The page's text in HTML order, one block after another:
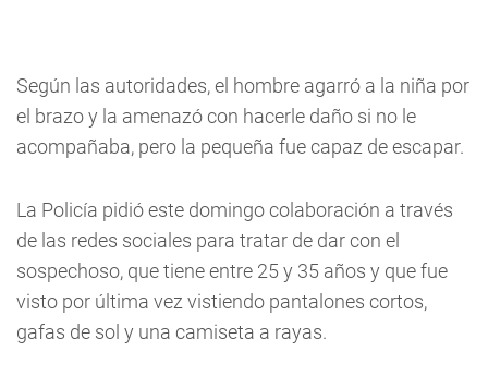
Según las autoridades, el hombre agarró a la niña por
el brazo y la amenazó con hacerle daño si no le
acompañaba, pero la pequeña fue capaz de escapar.
La Policía pidió este domingo colaboración a través
de las redes sociales para tratar de dar con el
sospechoso, que tiene entre 25 y 35 años y que fue
visto por última vez vistiendo pantalones cortos,
gafas de sol y una camiseta a rayas.